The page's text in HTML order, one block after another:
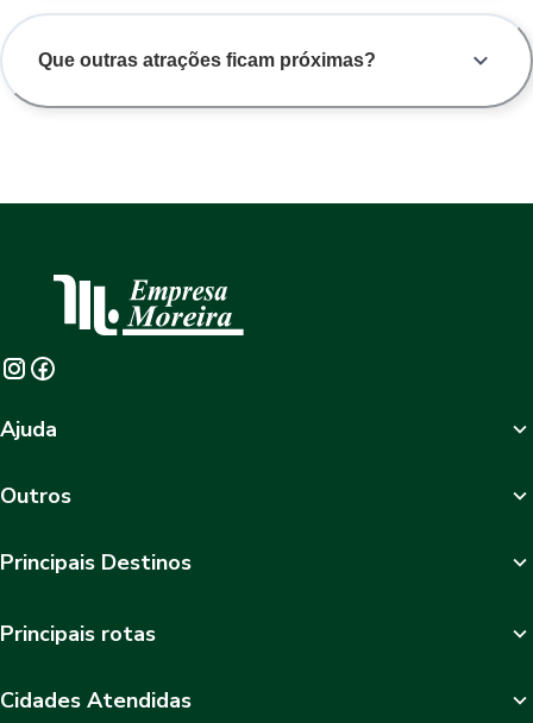
Que outras atrações ficam próximas?
Ajuda
Outros
Principais Destinos
Principais rotas
Cidades Atendidas